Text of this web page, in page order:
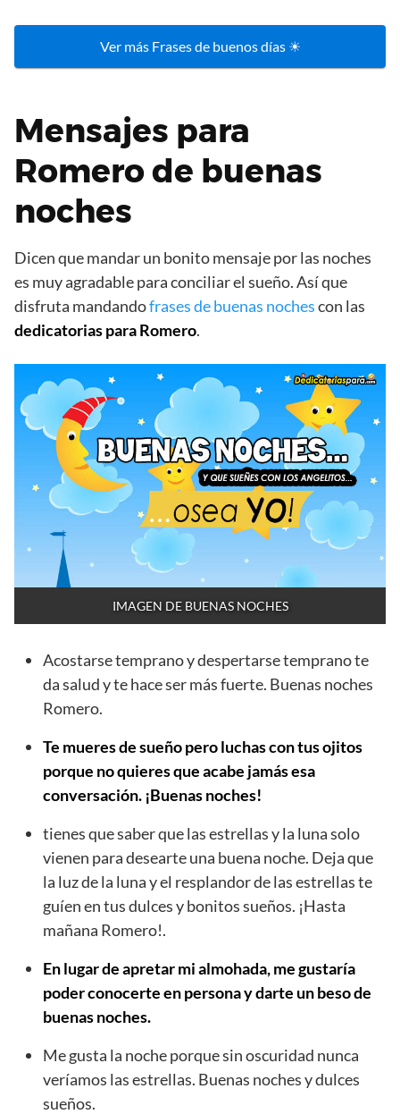
Ver más Frases de buenos días ☀
Mensajes para
Romero de buenas
noches
Dicen que mandar un bonito mensaje por las noches
es muy agradable para conciliar el sueño. Así que
disfruta mandandofrases de buenas nochescon las
dedicatorias para Romero.
IMAGEN DE BUENAS NOCHES
Acostarse temprano y despertarse temprano te
da salud y te hace ser más fuerte. Buenas noches
Romero.
Te mueres de sueño pero luchas con tus ojitos
porque no quieres que acabe jamás esa
conversación. ¡Buenas noches!
tienes que saber que las estrellas y la luna solo
vienen para desearte una buena noche. Deja que
la luz de la luna y el resplandor de las estrellas te
guíen en tus dulces y bonitos sueños. ¡Hasta
mañana Romero!.
En lugar de apretar mi almohada, me gustaría
poder conocerte en persona y darte un beso de
buenas noches.
Me gusta la noche porque sin oscuridad nunca
veríamos las estrellas. Buenas noches y dulces
sueños.